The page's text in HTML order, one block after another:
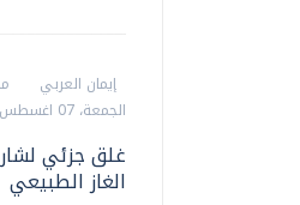
إيمان العربي
الجمعة، 07 اغسطس 2026 10:44 ص
الغاز الطبيعي